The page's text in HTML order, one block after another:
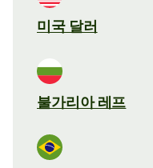
미국 달러
불가리아 레프